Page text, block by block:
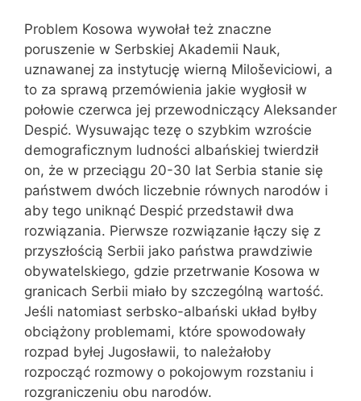
Problem Kosowa wywołał też znaczne
poruszenie w Serbskiej Akademii Nauk,
uznawanej za instytucję wierną Miloševiciowi, a
to za sprawą przemówienia jakie wygłosił w
połowie czerwca jej przewodniczący Aleksander
Despić. Wysuwając tezę o szybkim wzroście
demograficznym ludności albańskiej twierdził
on, że w przeciągu 20-30 lat Serbia stanie się
państwem dwóch liczebnie równych narodów i
aby tego uniknąć Despić przedstawił dwa
rozwiązania. Pierwsze rozwiązanie łączy się z
przyszłością Serbii jako państwa prawdziwie
obywatelskiego, gdzie przetrwanie Kosowa w
granicach Serbii miało by szczególną wartość.
Jeśli natomiast serbsko-albański układ byłby
obciążony problemami, które spowodowały
rozpad byłej Jugosławii, to należałoby
rozpocząć rozmowy o pokojowym rozstaniu i
rozgraniczeniu obu narodów.